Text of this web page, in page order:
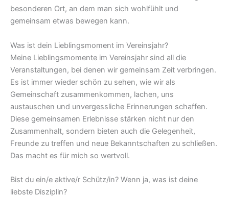
besonderen Ort, an dem man sich wohlfühlt und
gemeinsam etwas bewegen kann.
Was ist dein Lieblingsmoment im Vereinsjahr?
Meine Lieblingsmomente im Vereinsjahr sind all die
Veranstaltungen, bei denen wir gemeinsam Zeit verbringen.
Es ist immer wieder schön zu sehen, wie wir als
Gemeinschaft zusammenkommen, lachen, uns
austauschen und unvergessliche Erinnerungen schaffen.
Diese gemeinsamen Erlebnisse stärken nicht nur den
Zusammenhalt, sondern bieten auch die Gelegenheit,
Freunde zu treffen und neue Bekanntschaften zu schließen.
Das macht es für mich so wertvoll.
Bist du ein/e aktive/r Schütz/in? Wenn ja, was ist deine
liebste Disziplin?